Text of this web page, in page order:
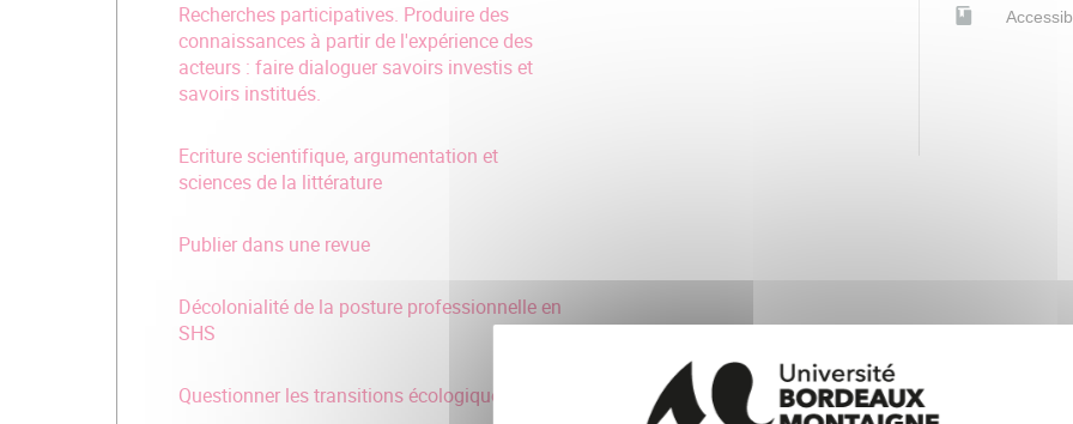
Recherches participatives. Produire des
connaissances à partir de l'expérience des
acteurs : faire dialoguer savoirs investis et
savoirs institués.
Ecriture scientifique, argumentation et
sciences de la littérature
Publier dans une revue
Décolonialité de la posture professionnelle en
SHS
Questionner les transitions écologiques